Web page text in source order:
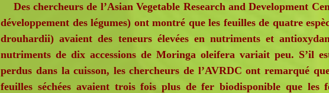
Des chercheurs de l’Asian Vegetable Research and Development
développement des légumes) ont montré que les feuilles de quatre
drouhardii) avaient des teneurs élevées en nutriments et
nutriments de dix accessions de Moringa oleifera variait peu. S’il
perdus dans la cuisson, les chercheurs de l’AVRDC ont remarqué
feuilles séchées avaient trois fois plus de fer biodisponible que les